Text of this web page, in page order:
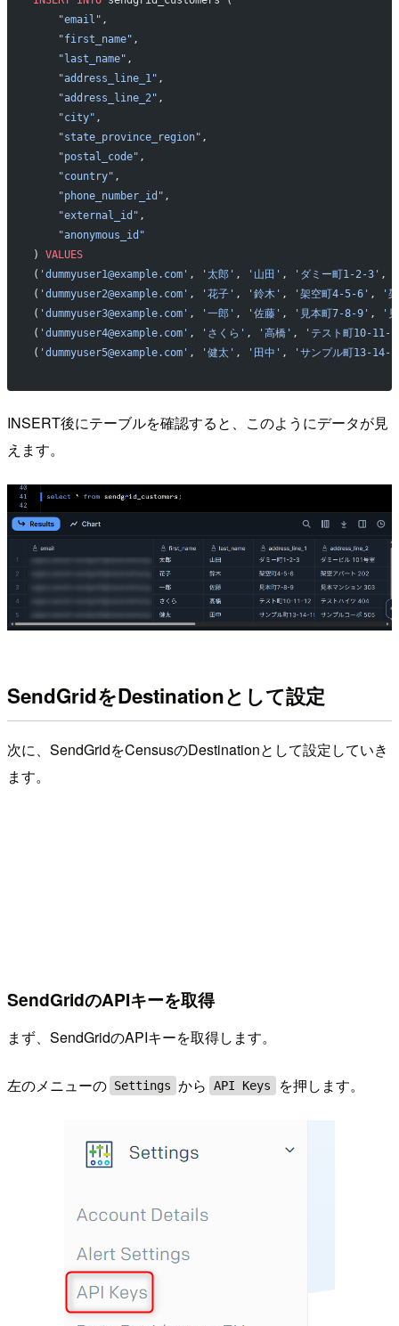
    "email"
,
    "first_name"
,
    "last_name"
,
    "address_line_1"
,
    "address_line_2"
,
    "city"
,
    "state_province_region"
,
    "postal_code"
,
    "country"
,
    "phone_number_id"
,
    "external_id"
,
    "anonymous_id"
) VALUES
( 'dummyuser1@example.com' , '太郎' , '山田' , 'ダミー町1-2-3' ,
( 'dummyuser2@example.com' , '花子' , '鈴木' , '架空町4-5-6' ,
'
( 'dummyuser3@example.com' , '一郎' , '佐藤' , '見本町7-8-9' ,
'
( 'dummyuser4@example.com' , 'さくら' , '高橋' ,
'テスト町10-11-
( 'dummyuser5@example.com' , '健太' , '田中' , 'サンプル町13-14-
INSERT後にテーブルを確認すると、このようにデータが見
えます。
SendGridをDestinationとして設定
次に、SendGridをCensusのDestinationとして設定していき
ます。
SendGridのAPIキーを取得
まず、SendGridのAPIキーを取得します。
左のメニューの Settings から API Keys を押します。